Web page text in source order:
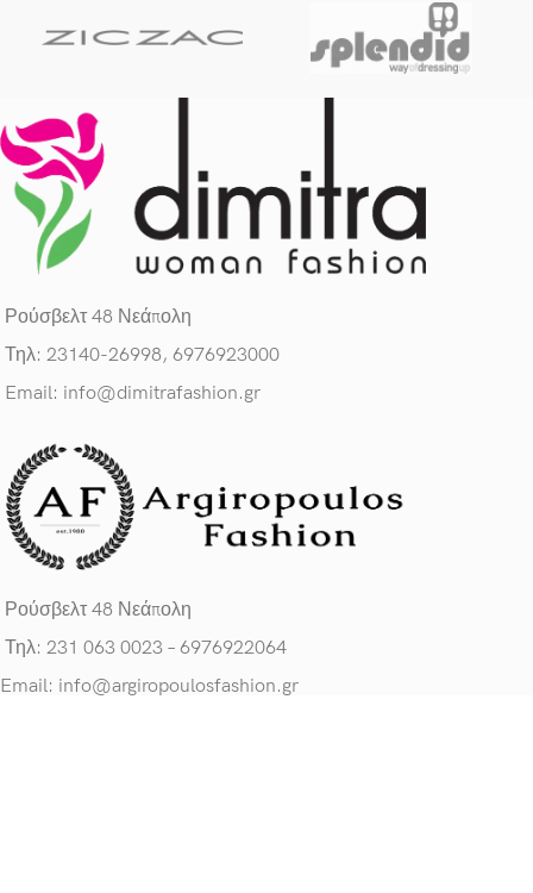
Ρούσβελτ 48 Νεάπολη
Τηλ: 23140-26998, 6976923000
Email: info@dimitrafashion.gr
Ρούσβελτ 48 Νεάπολη
Τηλ: 231 063 0023 – 6976922064
Email: info@argiropoulosfashion.gr